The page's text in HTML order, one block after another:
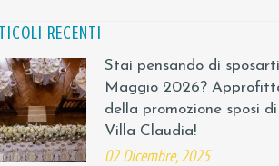
RECENTI
Stai pensando di
Maggio 2026?
della promozione sposi di
Villa Claudia!
02 Dicembre, 2025